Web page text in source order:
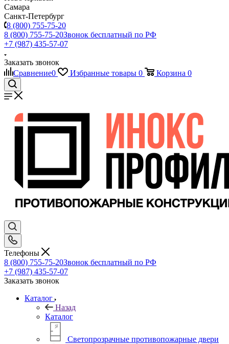
Самара
Санкт-Петербург
8 (800) 755-75-20
8 (800) 755-75-20Звонок бесплатный по РФ
+7 (987) 435-57-07
Заказать звонок
Сравнение0 Избранные товары 0 Корзина 0
Телефоны
8 (800) 755-75-20Звонок бесплатный по РФ
+7 (987) 435-57-07
Заказать звонок
Каталог
Назад
Каталог
Светопрозрачные противопожарные двери